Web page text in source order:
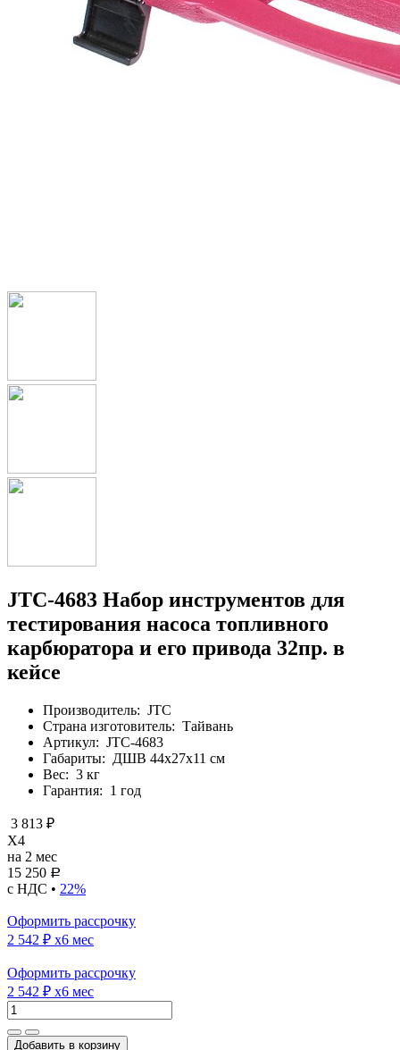
JTC-4683 Набор инструментов для
тестирования насоса топливного
карбюратора и его привода 32пр. в
кейсе
Производитель: JTC
Страна изготовитель: Тайвань
Артикул: JTC-4683
Габариты: ДШВ 44х27х11 см
Вес: 3 кг
Гарантия: 1 год
3 813 ₽
X4
на 2 мес
15 250 Р
с НДС • 22%
Оформить рассрочку
2 542 ₽ x6 мес
Оформить рассрочку
2 542 ₽ x6 мес
Добавить в корзину